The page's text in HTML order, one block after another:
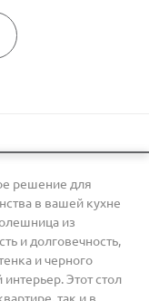
решение для
в вашей кухне
из
и долговечность,
и черного
Этот стол